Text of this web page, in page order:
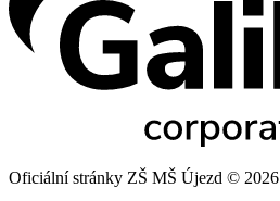
Oficiální stránky ZŠ MŠ Újezd © 2026